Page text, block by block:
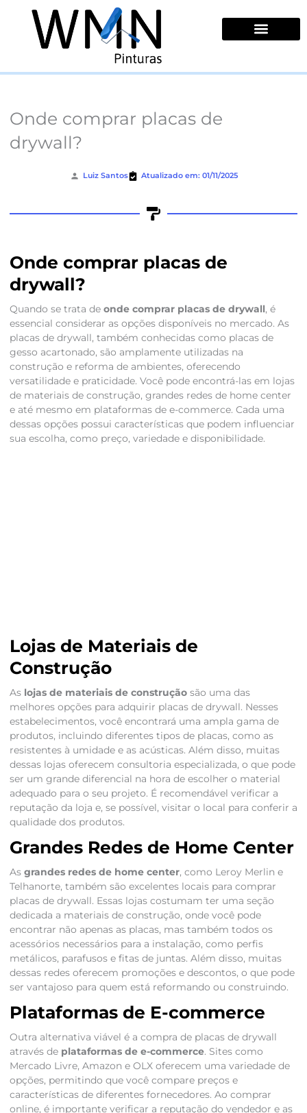
conteúdo
Onde comprar placas de
drywall?
Luiz Santos Atualizado em: 01/11/2025
Onde comprar placas de
drywall?
Quando se trata de onde comprar placas de drywall, é
essencial considerar as opções disponíveis no mercado. As
placas de drywall, também conhecidas como placas de
gesso acartonado, são amplamente utilizadas na
construção e reforma de ambientes, oferecendo
versatilidade e praticidade. Você pode encontrá-las em lojas
de materiais de construção, grandes redes de home center
e até mesmo em plataformas de e-commerce. Cada uma
dessas opções possui características que podem influenciar
sua escolha, como preço, variedade e disponibilidade.
Lojas de Materiais de
Construção
As lojas de materiais de construçãosão uma das
melhores opções para adquirir placas de drywall. Nesses
estabelecimentos, você encontrará uma ampla gama de
produtos, incluindo diferentes tipos de placas, como as
resistentes à umidade e as acústicas. Além disso, muitas
dessas lojas oferecem consultoria especializada, o que pode
ser um grande diferencial na hora de escolher o material
adequado para o seu projeto. É recomendável verificar a
reputação da loja e, se possível, visitar o local para conferir a
qualidade dos produtos.
Grandes Redes de Home Center
As grandes redes de home center, como Leroy Merlin e
Telhanorte, também são excelentes locais para comprar
placas de drywall. Essas lojas costumam ter uma seção
dedicada a materiais de construção, onde você pode
encontrar não apenas as placas, mas também todos os
acessórios necessários para a instalação, como perfis
metálicos, parafusos e fitas de juntas. Além disso, muitas
dessas redes oferecem promoções e descontos, o que pode
ser vantajoso para quem está reformando ou construindo.
Plataformas de E-commerce
Outra alternativa viável é a compra de placas de drywall
através de plataformas de e-commerce. Sites como
Mercado Livre, Amazon e OLX oferecem uma variedade de
opções, permitindo que você compare preços e
características de diferentes fornecedores. Ao comprar
online, é importante verificar a reputação do vendedor e as